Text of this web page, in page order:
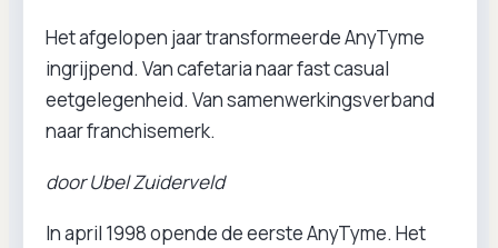
Het afgelopen jaar transformeerde AnyTyme
ingrijpend. Van cafetaria naar fast casual
eetgelegenheid. Van samenwerkingsverband
naar franchisemerk.
door Ubel Zuiderveld
In april 1998 opende de eerste AnyTyme. Het